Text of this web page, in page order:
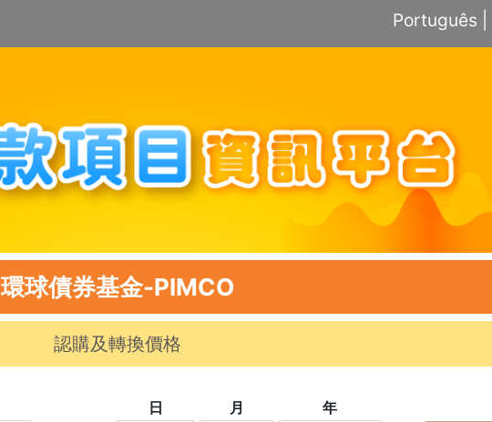
Português
環球債券基金-PIMCO
認購及轉換價格
日 月
年